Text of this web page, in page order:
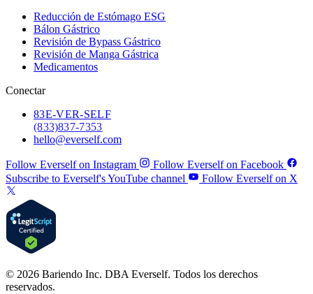
Reducción de Estómago ESG
Bálon Gástrico
Revisión de Bypass Gástrico
Revisión de Manga Gástrica
Medicamentos
Conectar
83E-VER-SELF
(833) 837-7353
hello@everself.com
Follow Everself on Instagram
Follow Everself on Facebook
Subscribe to Everself's YouTube channel
Follow Everself on X
© 2026 Bariendo Inc. DBA Everself. Todos los derechos
reservados.